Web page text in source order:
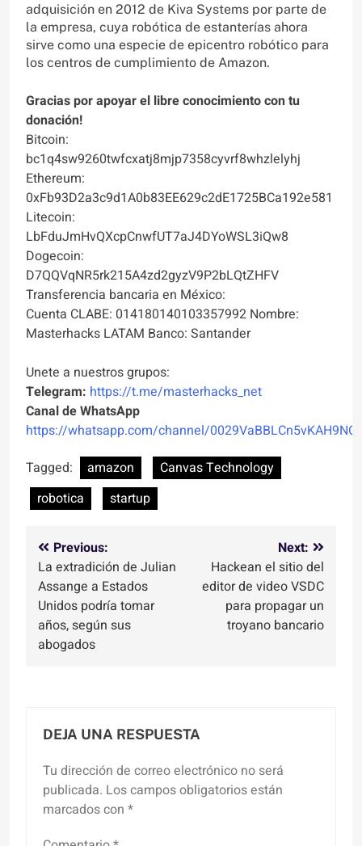
adquisición en 2012 de Kiva Systems por parte de
la empresa, cuya robótica de estanterías ahora
sirve como una especie de epicentro robótico para
los centros de cumplimiento de Amazon.
Gracias por apoyar el libre conocimiento con tu
donación!
Bitcoin:
bc1q4sw9260twfcxatj8mjp7358cyvrf8whzlelyhj
Ethereum:
0xFb93D2a3c9d1A0b83EE629c2dE1725BCa192e581
Litecoin:
LbFduJmHvQXcpCnwfUT7aJ4DYoWSL3iQw8
Dogecoin:
D7QQVqNR5rk215A4zd2gyzV9P2bLQtZHFV
Transferencia bancaria en México:
Cuenta CLABE: 014180140103357992 Nombre:
Masterhacks LATAM Banco: Santander
Unete a nuestros grupos:
Telegram: https://t.me/masterhacks_net
Canal de WhatsApp
https://whatsapp.com/channel/
Tagged:
amazon
Canvas Technology
robotica
startup
Navegación
de
entradas
Previous:
La extradición de Julian
Assange a Estados
Unidos podría tomar
años, según sus
abogados
Next:
Hackean el sitio del
editor de video VSDC
para propagar un
troyano bancario
DEJA UNA RESPUESTA
Tu dirección de correo electrónico no será
publicada. Los campos obligatorios están
marcados con *